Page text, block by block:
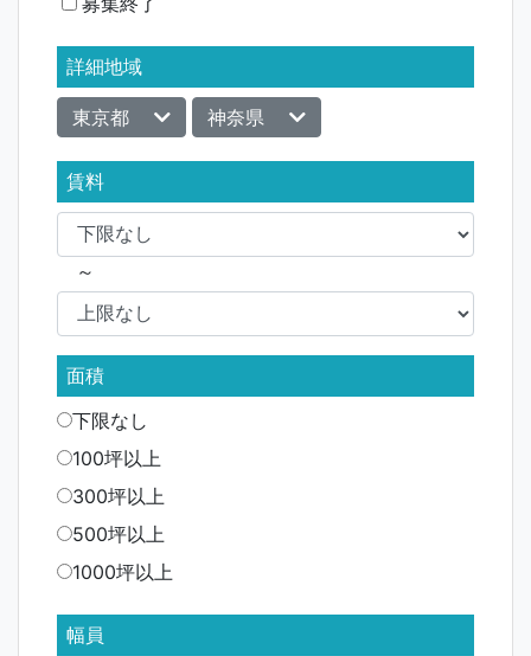
詳細地域
東京都 神奈県
賃料
～
面積
下限なし
100坪以上
300坪以上
500坪以上
1000坪以上
幅員